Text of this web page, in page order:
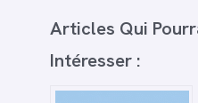
Articles Qui
Intéresser :